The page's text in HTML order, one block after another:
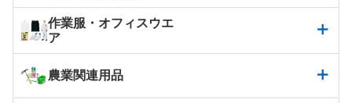
作業服・オフィスウエ
ア
農業関連用品